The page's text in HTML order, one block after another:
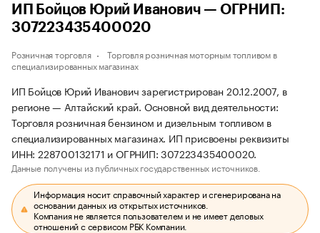
ИП Бойцов Юрий Иванович — ОГРНИП:
307223435400020
Розничная торговля
Торговля розничная моторным топливом в
специализированных магазинах
ИП Бойцов Юрий Иванович зарегистрирован 20.12.2007, в
регионе — Алтайский край. Основной вид деятельности:
Торговля розничная бензином и дизельным топливом в
специализированных магазинах. ИП присвоены реквизиты
ИНН: 228700132171 и ОГРНИП: 307223435400020.
Данные получены из публичных государственных источников.
Информация носит справочный характер и сгенерирована на
основании данных из открытых источников.
Компания не является пользователем и не имеет деловых
отношений с сервисом РБК Компании.